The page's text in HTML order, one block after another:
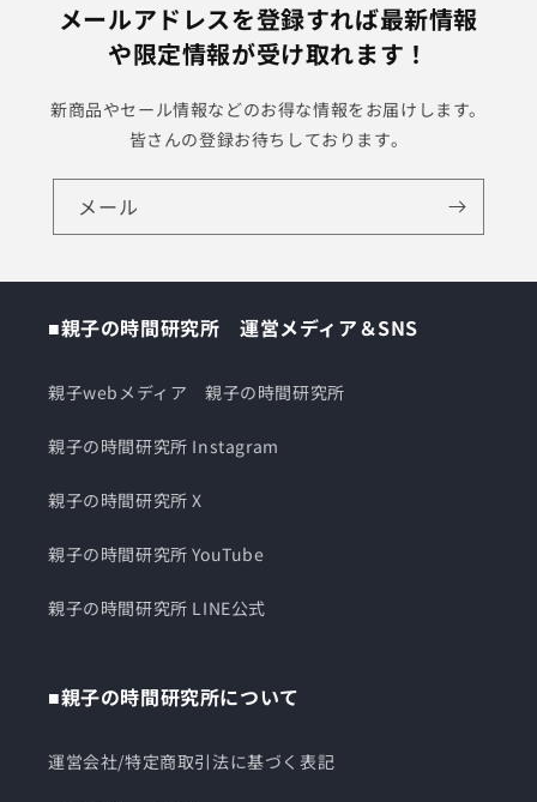
メールアドレスを登録すれば最新情報
や限定情報が受け取れます！
新商品やセール情報などのお得な情報をお届けします。
皆さんの登録お待ちしております。
メール
■親子の時間研究所 運営メディア＆SNS
親子webメディア 親子の時間研究所
親子の時間研究所 Instagram
親子の時間研究所 X
親子の時間研究所 YouTube
親子の時間研究所 LINE公式
■親子の時間研究所について
運営会社/特定商取引法に基づく表記